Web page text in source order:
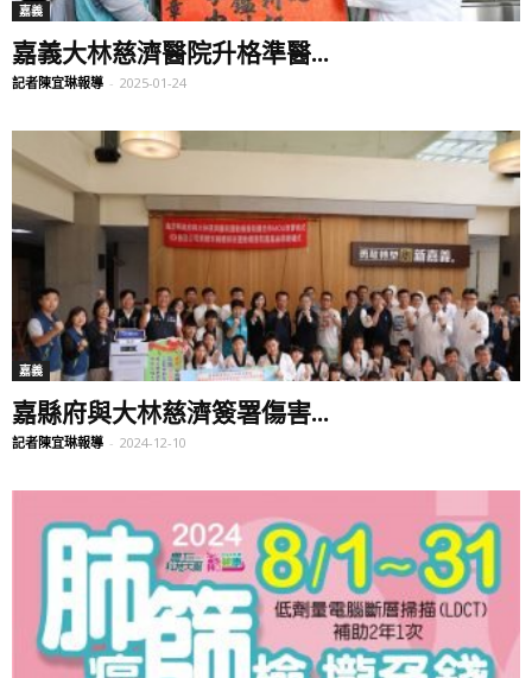
嘉義
嘉義大林慈濟醫院升格準醫...
記者陳宜琳報導 - 2025-01-24
嘉義
嘉縣府與大林慈濟簽署傷害...
記者陳宜琳報導 - 2024-12-10